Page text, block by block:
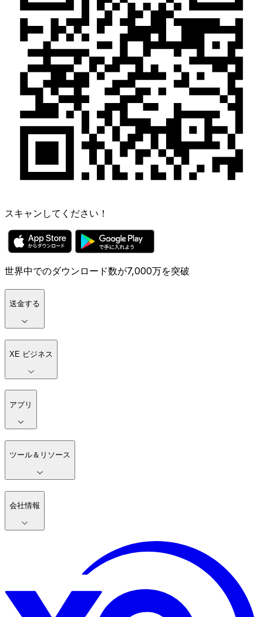
スキャンしてください！
世界中でのダウンロード数が7,000万を突破
送金する
XE ビジネス
アプリ
ツール＆リソース
会社情報